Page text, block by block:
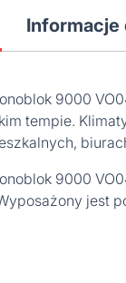
Informacje
9000
tempie.
9000
jest